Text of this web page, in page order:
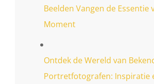
Beelden Vangen de Essentie
Moment
Ontdek de Wereld van
Portretfotografen: Inspiratie